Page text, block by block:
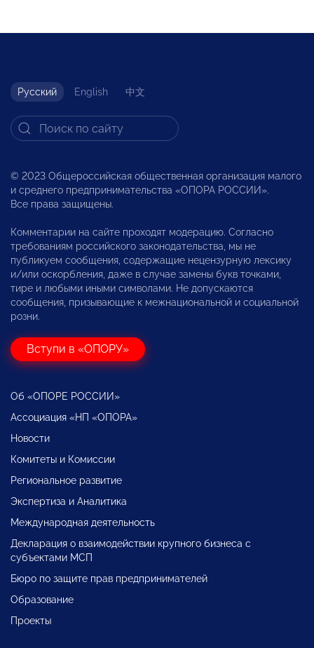
Русский English 中文
© 2023 Общероссийская общественная организация малого
и среднего предпринимательства «ОПОРА РОССИИ».
Все права защищены.
Комментарии на сайте проходят модерацию. Согласно
требованиям российского законодательства, мы не
публикуем сообщения, содержащие нецензурную лексику
и/или оскорбления, даже в случае замены букв точками,
тире и любыми иными символами. Не допускаются
сообщения, призывающие к межнациональной и социальной
розни.
Вступи в «ОПОРУ»
Об «ОПОРЕ РОССИИ»
Ассоциация «НП «ОПОРА»
Новости
Комитеты и Комиссии
Региональное развитие
Экспертиза и Аналитика
Международная деятельность
Декларация о взаимодействии крупного бизнеса с
субъектами МСП
Бюро по защите прав предпринимателей
Образование
Проекты